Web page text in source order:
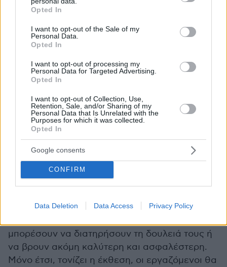
grant or deny consent to Google and its third-party tags to
use your data for below specified purposes in below Google
consent section.
Opted In
I want to opt-out of the Sale of my
Personal Data.
Opted In
I want to opt-out of processing my
Personal Data for Targeted Advertising.
Opted In
I want to opt-out of Collection, Use,
Retention, Sale, and/or Sharing of my
Personal Data that Is Unrelated with the
Purposes for which it was collected.
Opted In
Google consents
CONFIRM
Data Deletion Data Access Privacy Policy
σήμερα στις χώρες του ΟΟΣΑ η
δεξιότητες (των κατ' εξοχήν ευάλωτων στις
τεχνολογικές αλλαγές) παραμένει 40%
μικρότερη από εκείνη των εργαζομένων με ήδη
υψηλές δεξιότητες. Ο ΟΟΣΑ τονίζει ότι είναι
η οποία φαίνεται να εμποδίζει πολλούς
ενήλικες με χαμηλές ψηφιακές δεξιότητες από
το να κάτσουν ξανά στα θρανία.
Ο Οργανισμός εκτιμά ότι οι εργαζόμενοι σε
περισσότερα από τα μισά επαγγέλματα (το
54%) που θεωρούνται υψηλού κινδύνου για
(λιγότερο από ένα έτος), είτε εντατική
μπορέσουν να διατηρήσουν τη δουλειά τους ή
να βρουν ακόμη καλύτερη και ασφαλέστερη.
Μόνο έτσι, τονίζει η έκθεση, οι εργαζόμενοι θα